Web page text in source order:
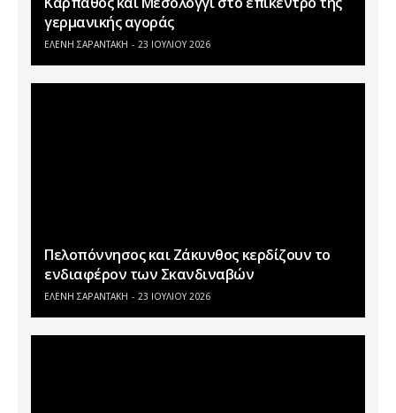
γερμανικής αγοράς
ΕΛΕΝΗ ΣΑΡΑΝΤΑΚΗ 23 ΙΟΥΛΊΟΥ 2026
Πελοπόννησος και Ζάκυνθος κερδίζουν το
ενδιαφέρον των Σκανδιναβών
ΕΛΕΝΗ ΣΑΡΑΝΤΑΚΗ 23 ΙΟΥΛΊΟΥ 2026